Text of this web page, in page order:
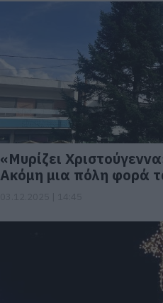
«Μυρίζει
Ακόμη μια πόλη φορά